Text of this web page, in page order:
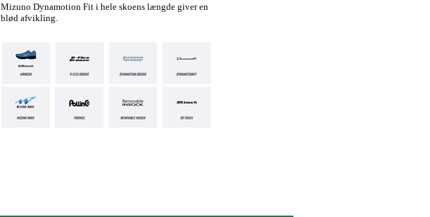
Mizuno Dynamotion Fit i hele skoens længde giver en
blød afvikling.